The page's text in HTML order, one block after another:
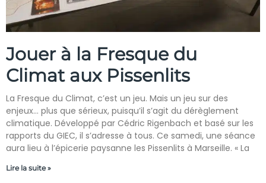
Jouer à la Fresque du
Climat aux Pissenlits
La Fresque du Climat, c’est un jeu. Mais un jeu sur des
enjeux… plus que sérieux, puisqu’il s’agit du dérèglement
climatique. Développé par Cédric Rigenbach et basé sur les
rapports du GIEC, il s’adresse à tous. Ce samedi, une séance
aura lieu à l’épicerie paysanne les Pissenlits à Marseille. « La
Lire la suite »